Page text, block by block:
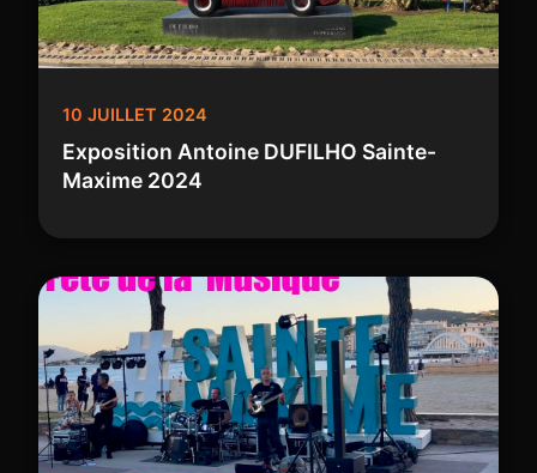
10 JUILLET 2024
Exposition Antoine DUFILHO Sainte-
Maxime 2024